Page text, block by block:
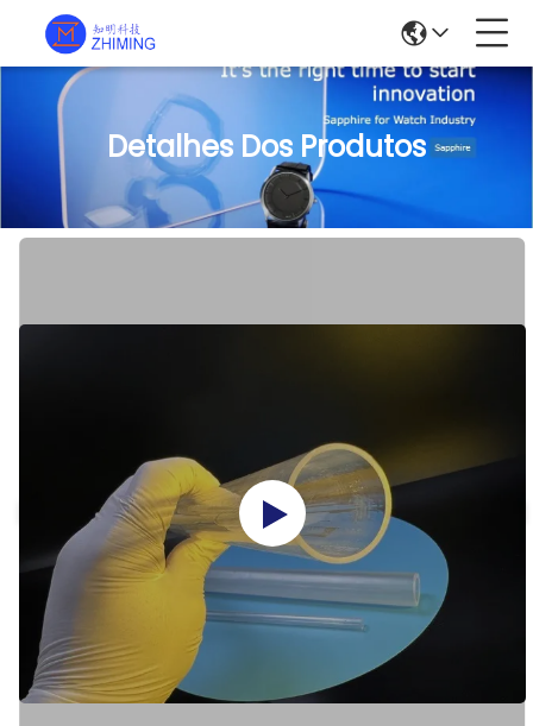
Detalhes Dos Produtos